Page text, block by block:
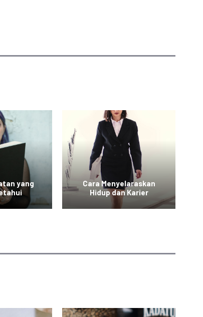
yang
Cara Menyelaraskan
Hidup dan Karier